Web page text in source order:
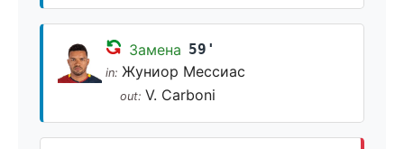
Замена 59'
in: Жуниор Мессиас
out: V. Carboni